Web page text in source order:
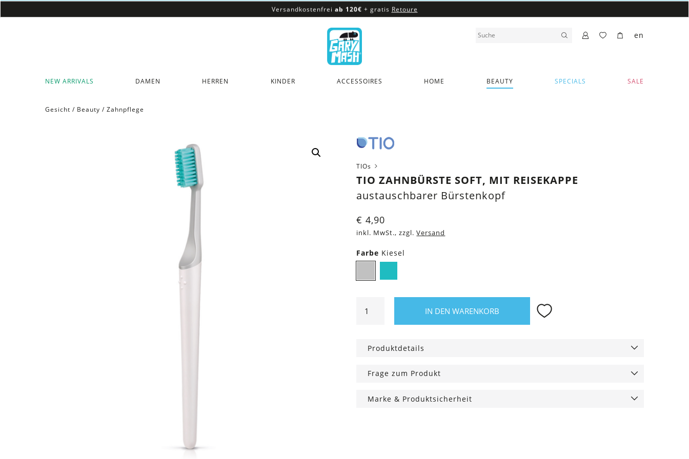
Versandkostenfrei ab 120€ + gratis Retoure
Versandkostenfreiab 120€
NEW ARRIVALS DAMEN HERREN KINDER ACCESSOIRES HOME BEAUTY SPECIALS SALE
en
Gesicht / Beauty / Zahnpflege
TIOs
TIO ZAHNBÜRSTE SOFT, MIT REISEKAPPE
austauschbarer Bürstenkopf
€ 4,90
inkl. MwSt., zzgl. Versand
Farbe Kiesel
Zahnbürste
Reisekappe
IN DEN WARENKORB
Produktdetails
Frage zum Produkt
Marke & Produktsicherheit